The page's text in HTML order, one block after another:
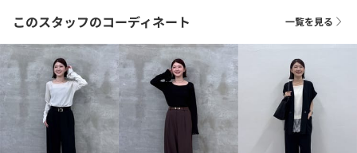
このスタッフのコーディネート 一覧を見る